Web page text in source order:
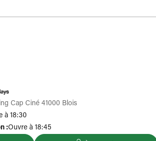
Cap Ciné 41000 Blois
à 18:30
:Ouvre à 18:45